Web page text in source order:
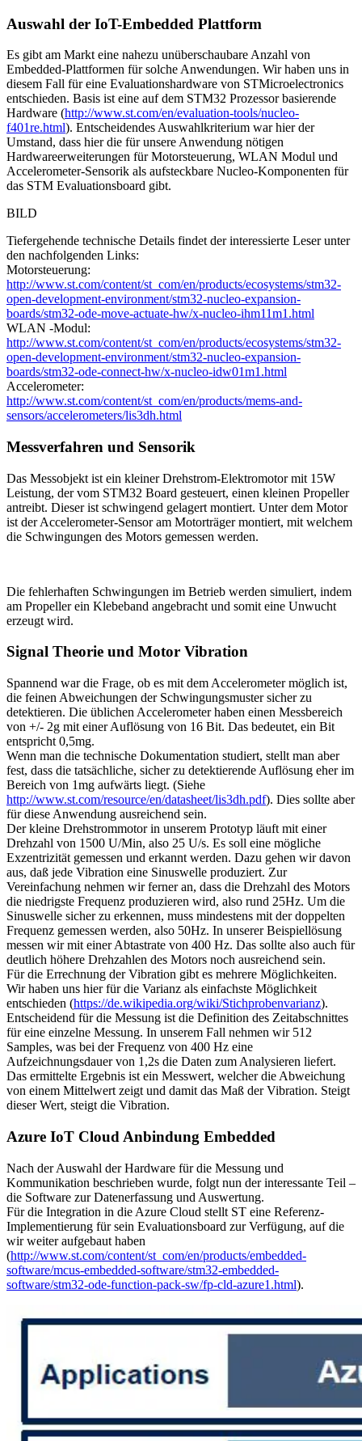
Auswahl der IoT-Embedded Plattform
Es gibt am Markt eine nahezu unüberschaubare Anzahl von
Embedded-Plattformen für solche Anwendungen. Wir haben uns in
diesem Fall für eine Evaluationshardware von STMicroelectronics
entschieden. Basis ist eine auf dem STM32 Prozessor basierende
Hardware (http://www.st.com/en/evaluation-tools/nucleo-
f401re.html). Entscheidendes Auswahlkriterium war hier der
Umstand, dass hier die für unsere Anwendung nötigen
Hardwareerweiterungen für Motorsteuerung, WLAN Modul und
Accelerometer-Sensorik als aufsteckbare Nucleo-Komponenten für
das STM Evaluationsboard gibt.
BILD
Tiefergehende technische Details findet der interessierte Leser unter
den nachfolgenden Links:
Motorsteuerung:
http://www.st.com/content/st_com/en/products/ecosystems/stm32-
open-development-environment/stm32-nucleo-expansion-
boards/stm32-ode-move-actuate-hw/x-nucleo-ihm11m1.html
WLAN -Modul:
http://www.st.com/content/st_com/en/products/ecosystems/stm32-
open-development-environment/stm32-nucleo-expansion-
boards/stm32-ode-connect-hw/x-nucleo-idw01m1.html
Accelerometer:
http://www.st.com/content/st_com/en/products/mems-and-
sensors/accelerometers/lis3dh.html
Messverfahren und Sensorik
Das Messobjekt ist ein kleiner Drehstrom-Elektromotor mit 15W
Leistung, der vom STM32 Board gesteuert, einen kleinen Propeller
antreibt. Dieser ist schwingend gelagert montiert. Unter dem Motor
ist der Accelerometer-Sensor am Motorträger montiert, mit welchem
die Schwingungen des Motors gemessen werden.
Die fehlerhaften Schwingungen im Betrieb werden simuliert, indem
am Propeller ein Klebeband angebracht und somit eine Unwucht
erzeugt wird.
Signal Theorie und Motor Vibration
Spannend war die Frage, ob es mit dem Accelerometer möglich ist,
die feinen Abweichungen der Schwingungsmuster sicher zu
detektieren. Die üblichen Accelerometer haben einen Messbereich
von +/- 2g mit einer Auflösung von 16 Bit. Das bedeutet, ein Bit
entspricht 0,5mg.
Wenn man die technische Dokumentation studiert, stellt man aber
fest, dass die tatsächliche, sicher zu detektierende Auflösung eher im
Bereich von 1mg aufwärts liegt. (Siehe
http://www.st.com/resource/en/datasheet/lis3dh.pdf). Dies sollte aber
für diese Anwendung ausreichend sein.
Der kleine Drehstrommotor in unserem Prototyp läuft mit einer
Drehzahl von 1500 U/Min, also 25 U/s. Es soll eine mögliche
Exzentrizität gemessen und erkannt werden. Dazu gehen wir davon
aus, daß jede Vibration eine Sinuswelle produziert. Zur
Vereinfachung nehmen wir ferner an, dass die Drehzahl des Motors
die niedrigste Frequenz produzieren wird, also rund 25Hz. Um die
Sinuswelle sicher zu erkennen, muss mindestens mit der doppelten
Frequenz gemessen werden, also 50Hz. In unserer Beispiellösung
messen wir mit einer Abtastrate von 400 Hz. Das sollte also auch für
deutlich höhere Drehzahlen des Motors noch ausreichend sein.
Für die Errechnung der Vibration gibt es mehrere Möglichkeiten.
Wir haben uns hier für die Varianz als einfachste Möglichkeit
entschieden (https://de.wikipedia.org/wiki/Stichprobenvarianz).
Entscheidend für die Messung ist die Definition des Zeitabschnittes
für eine einzelne Messung. In unserem Fall nehmen wir 512
Samples, was bei der Frequenz von 400 Hz eine
Aufzeichnungsdauer von 1,2s die Daten zum Analysieren liefert.
Das ermittelte Ergebnis ist ein Messwert, welcher die Abweichung
von einem Mittelwert zeigt und damit das Maß der Vibration. Steigt
dieser Wert, steigt die Vibration.
Azure IoT Cloud Anbindung Embedded
Nach der Auswahl der Hardware für die Messung und
Kommunikation beschrieben wurde, folgt nun der interessante Teil –
die Software zur Datenerfassung und Auswertung.
Für die Integration in die Azure Cloud stellt ST eine Referenz-
Implementierung für sein Evaluationsboard zur Verfügung, auf die
wir weiter aufgebaut haben
(http://www.st.com/content/st_com/en/products/embedded-
software/mcus-embedded-software/stm32-embedded-
software/stm32-ode-function-pack-sw/fp-cld-azure1.html).